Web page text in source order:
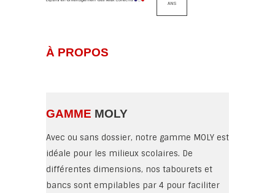
ANS
À PROPOS
GAMME MOLY
Avec ou sans dossier, notre gamme MOLY est
idéale pour les milieux scolaires. De
différentes dimensions, nos tabourets et
bancs sont empilables par 4 pour faciliter